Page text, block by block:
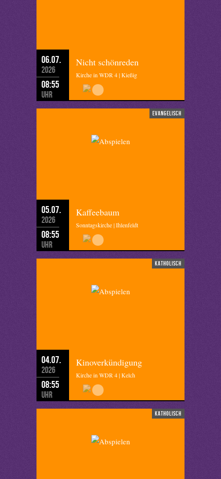
06.07.
2026
08:55
Uhr
Nicht schönreden
Kirche in WDR 4 | Kießig
evangelisch
05.07.
2026
08:55
Uhr
Kaffeebaum
Sonntagskirche | Ihlenfeldt
katholisch
04.07.
2026
08:55
Uhr
Kinoverkündigung
Kirche in WDR 4 | Kelch
katholisch